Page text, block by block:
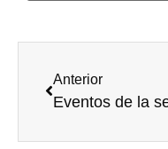
Anterior